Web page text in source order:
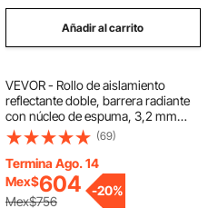
Añadir al carrito
VEVOR - Rollo de aislamiento
reflectante doble, barrera radiante
con núcleo de espuma, 3,2 mm
(122 cm x 3 m), lámina de aluminio
de doble cara, espuma EPE,
protector térmico reflectante, rollo
de aislamiento térmico para
ventanas y techos de vehículos
recreativos.
(69)
Termina Ago. 14
Mex$604
Mex$756
-20%